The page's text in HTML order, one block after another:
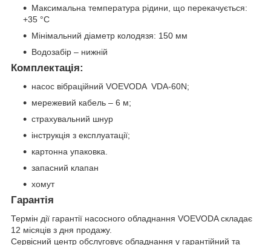
Максимальна температура рідини, що перекачується:
+35 °С
Мінімальний діаметр колодязя: 150 мм
Водозабір – нижній
Комплектація:
насос вібраційний VOEVODA VDA-60N;
мережевий кабель – 6 м;
страхувальний шнур
інструкція з експлуатації;
картонна упаковка.
запасний клапан
хомут
Гарантія
Термін дії гарантії насосного обладнання VOEVODA складає
12 місяців з дня продажу.
Сервісний центр обслуговує обладнання у гарантійний та